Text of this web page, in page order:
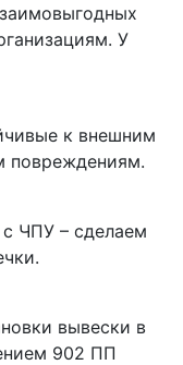
У
к внешним
повреждениям.
с ЧПУ – сделаем
вывески в
902 ПП